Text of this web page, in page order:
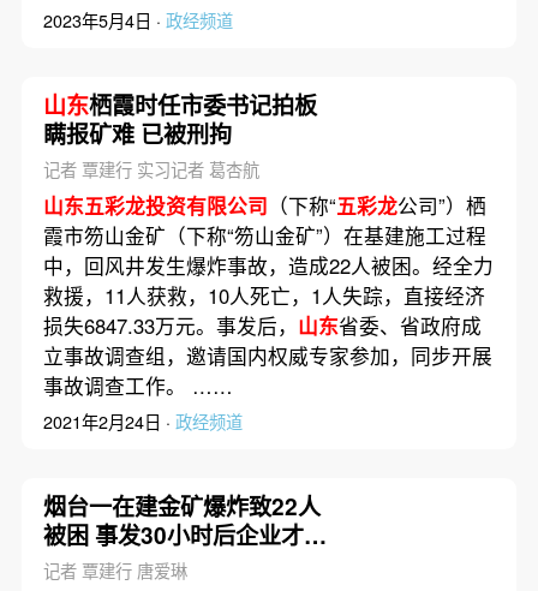
2023年5月4日 · 政经频道
山东栖霞时任市委书记拍板
瞒报矿难 已被刑拘
记者 覃建行 实习记者 葛杏航
山东五彩龙投资有限公司 （下称“五彩龙公司”）栖
霞市笏山金矿（下称“笏山金矿”）在基建施工过程
中，回风井发生爆炸事故，造成22人被困。经全力
救援，11人获救，10人死亡，1人失踪，直接经济
损失6847.33万元。事发后， 山东省委、省政府成
立事故调查组，邀请国内权威专家参加，同步开展
事故调查工作。 ……
2021年2月24日 · 政经频道
烟台一在建金矿爆炸致22人
被困 事发30小时后企业才上
报
记者 覃建行 唐爱琳